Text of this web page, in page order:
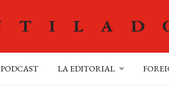
PODCAST LA EDITORIAL